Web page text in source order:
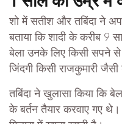
शो में सतीश और तबिंदा ने
बताया कि शादी के करीब 9
बेला उनके लिए किसी सपने
जिंदगी किसी राजकुमारी जैसी
तबिंदा ने खुलासा किया कि
के बर्तन तैयार करवाए गए